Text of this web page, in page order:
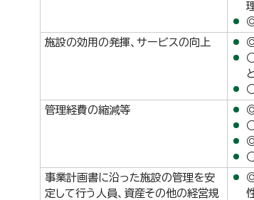
施設の効用の発揮、サービスの向上
管理経費の縮減等
事業計画書に沿った施設の管理を安
定して行う人員、資産その他の経営規